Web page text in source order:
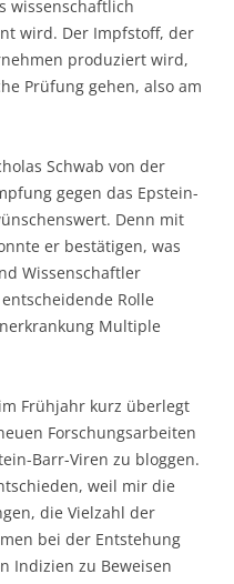
wissenschaftlich
wird. Der Impfstoff, der
produziert wird,
Prüfung gehen, also am
Schwab von der
gegen das Epstein-
Denn mit
er bestätigen, was
Wissenschaftler
Rolle
Multiple
Frühjahr kurz überlegt
Forschungsarbeiten
Barr-Viren zu bloggen.
weil mir die
die Vielzahl der
bei der Entstehung
Indizien zu Beweisen